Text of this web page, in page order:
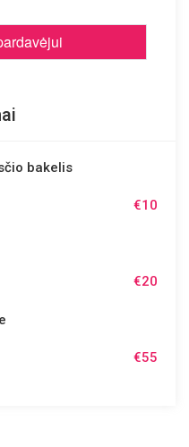
bakelis
€10
€20
€55